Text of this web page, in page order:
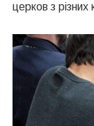
церков з різних